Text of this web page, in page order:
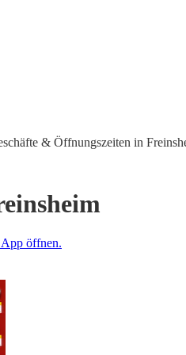
& Öffnungszeiten in
öffnen.